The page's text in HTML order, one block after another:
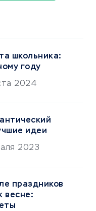
школьника:
году
2024
идеи
2023
праздников
весне: